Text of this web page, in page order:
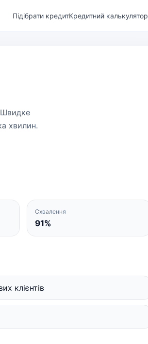
Підібрати кредитКредитний калькулятор
Швидке
хвилин.
Схвалення
91%
клієнтів